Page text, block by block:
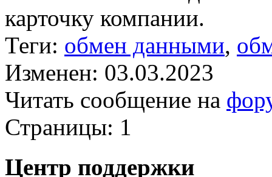
карточку компании.
Теги: обмен данными,
Изменен: 03.03.2023
Читать сообщение на
Страницы: 1
Центр поддержки